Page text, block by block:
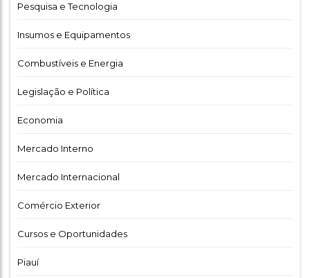
Pesquisa e Tecnologia
Insumos e Equipamentos
Combustíveis e Energia
Legislação e Política
Economia
Mercado Interno
Mercado Internacional
Comércio Exterior
Cursos e Oportunidades
Piauí